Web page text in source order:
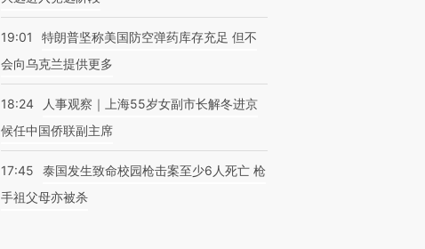
19:01
特朗普坚称美国防空弹药库存充足 但不
会向乌克兰提供更多
18:24
人事观察｜上海55岁女副市长解冬进京
候任中国侨联副主席
17:45
泰国发生致命校园枪击案至少6人死亡 枪
手祖父母亦被杀